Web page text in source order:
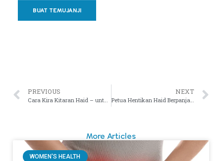
BUAT TEMUJANJI
PREVIOUS NEXT
More Articles
WOMEN'S HEALTH